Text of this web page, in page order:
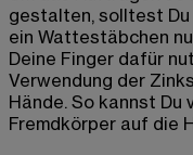
gestalten, solltest Du
ein Wattestäbchen
Deine Finger dafür
Verwendung der
Hände. So kannst Du
Fremdkörper auf die